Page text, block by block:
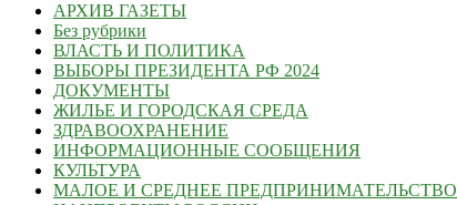
АРХИВ ГАЗЕТЫ
Без рубрики
ВЛАСТЬ И ПОЛИТИКА
ВЫБОРЫ ПРЕЗИДЕНТА РФ 2024
ДОКУМЕНТЫ
ЖИЛЬЕ И ГОРОДСКАЯ СРЕДА
ЗДРАВООХРАНЕНИЕ
ИНФОРМАЦИОННЫЕ СООБЩЕНИЯ
КУЛЬТУРА
МАЛОЕ И СРЕДНЕЕ ПРЕДПРИНИМАТЕЛЬСТВО